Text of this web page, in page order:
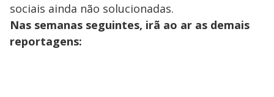
sociais ainda não solucionadas.
Nas semanas seguintes, irã ao ar as demais
reportagens: